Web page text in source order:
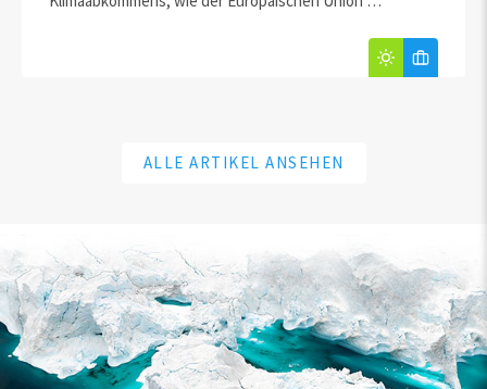
ALLE ARTIKEL ANSEHEN